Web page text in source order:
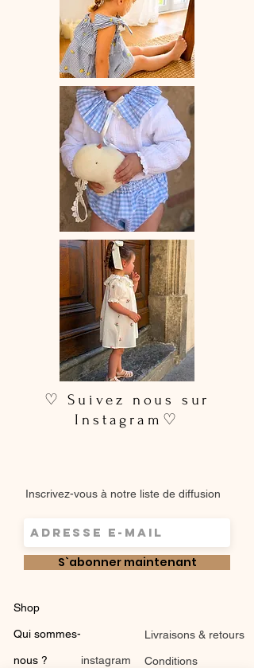
Vendue à l'unité
♡ Suivez nous sur
Instagram♡
Inscrivez-vous à notre liste de diffusion
S`abonner maintenant
Shop
Qui sommes-
nous ? instagram
Livraisons & retours
Conditions